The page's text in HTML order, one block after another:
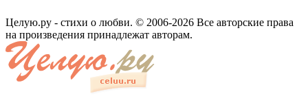
Целую.ру - стихи о любви. © 2006-2026 Все авторские права
на произведения принадлежат авторам.